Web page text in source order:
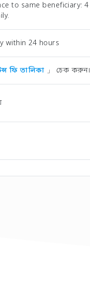
to same beneficiary: 4
within 24 hours
ফি তালিকা 」 চেক করুন।